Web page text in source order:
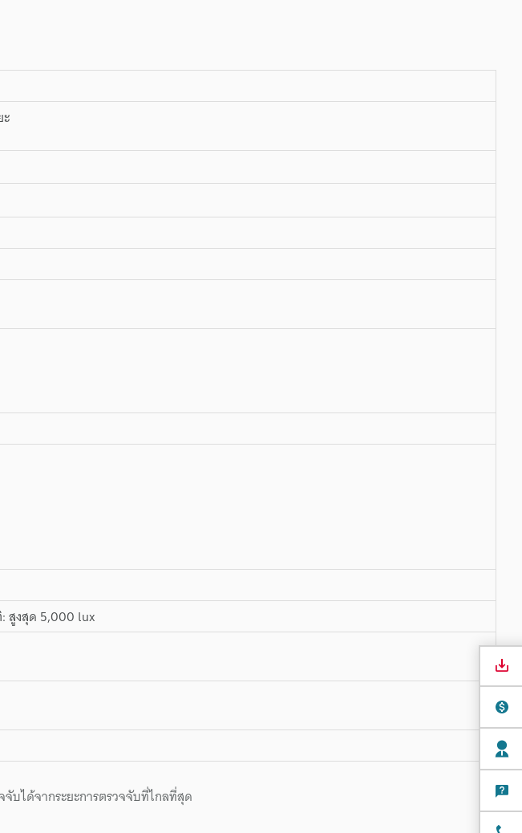
สูงสุด 5,000 lux
บได้จากระยะการตรวจจับที่ไกลที่สุด